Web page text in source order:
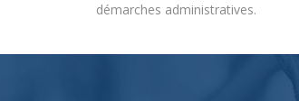
démarches administratives.